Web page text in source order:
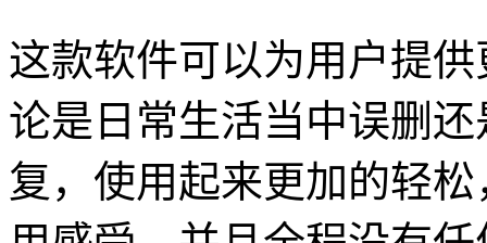
这款软件可以为用户提
论是日常生活当中误删
复，使用起来更加的轻